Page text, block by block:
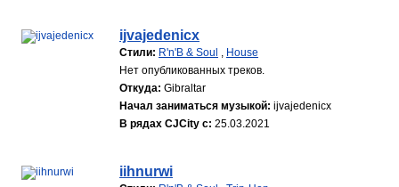
ijvajedenicx
Стили: R'n'B & Soul , House
Нет опубликованных треков.
Откуда: Gibraltar
Начал заниматься музыкой: ijvajedenicx
В рядах CJCity с: 25.03.2021
iihnurwi